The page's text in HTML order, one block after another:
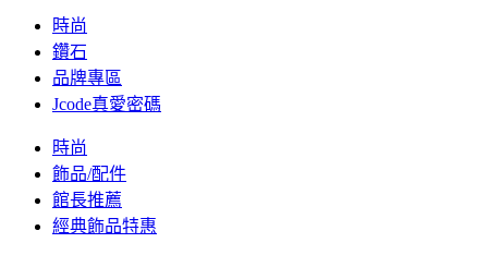
時尚
鑽石
品牌專區
Jcode真愛密碼
時尚
飾品/配件
館長推薦
經典飾品特惠